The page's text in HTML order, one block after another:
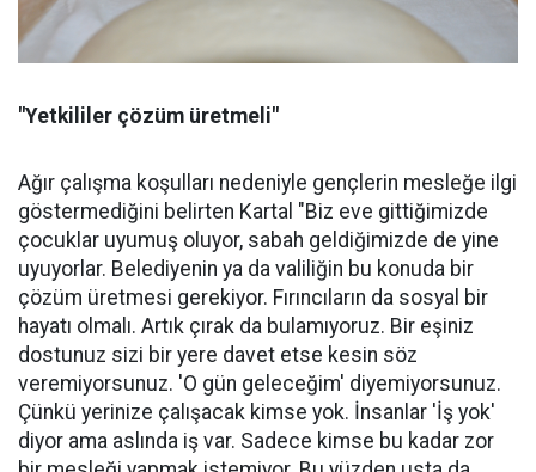
"Yetkililer çözüm üretmeli"
Ağır çalışma koşulları nedeniyle gençlerin mesleğe ilgi
göstermediğini belirten Kartal "Biz eve gittiğimizde
çocuklar uyumuş oluyor, sabah geldiğimizde de yine
uyuyorlar. Belediyenin ya da valiliğin bu konuda bir
çözüm üretmesi gerekiyor. Fırıncıların da sosyal bir
hayatı olmalı. Artık çırak da bulamıyoruz. Bir eşiniz
dostunuz sizi bir yere davet etse kesin söz
veremiyorsunuz. 'O gün geleceğim' diyemiyorsunuz.
Çünkü yerinize çalışacak kimse yok. İnsanlar 'İş yok'
diyor ama aslında iş var. Sadece kimse bu kadar zor